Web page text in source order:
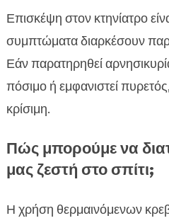
Επισκέψη στον κτηνίατρο
συμπτώματα διαρκέσουν
Εάν παρατηρηθεί
πόσιμο ή εμφανιστεί
κρίσιμη.
Πώς μπορούμε να
μας ζεστή στο σπίτι;
Η χρήση θερμαινόμενων